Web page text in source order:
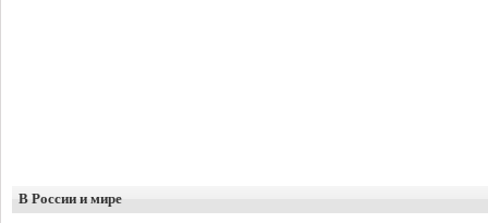
В России и мире